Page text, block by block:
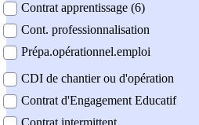
Contrat apprentissage (6)
Cont. professionnalisation
Prépa.opérationnel.emploi
CDI de chantier ou d'opération
Contrat d'Engagement Educatif